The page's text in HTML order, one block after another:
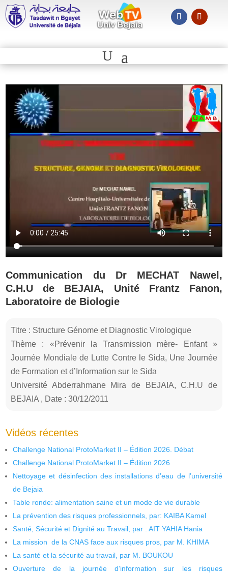
Communication du Dr MECHAT Nawel,
C.H.U de BEJAIA, Unité Frantz Fanon,
Laboratoire de Biologie
Titre : Structure Génome et Diagnostic Virologique
Thème : «Prévenir la Transmission mère- Enfant »
Journée Mondiale de Lutte Contre le Sida, Une Journée
de Formation et d’Information sur le Sida
Université Abderrahmane Mira de BEJAIA, C.H.U de
BEJAIA , Date : 30/12/2011
Vidéos récentes
Challenge National ProtoMarket II – Édition 2026. Débat
Challenge National ProtoMarket II – Édition 2026
Nettoyage et désinfection des installations d’eau de l’université
de Bejaia
Table ronde: alimentation saine et un mode de vie durable
La prévention des risques professionnels, par: KAIBA Kamel
Santé, Sécurité et Dignité au Travail, par : AIT YAHIA Hania
La mission de la CNAS face aux risques pros, par M. KHIMA
La santé et la sécurité au travail, par M. BOUKOU
Ouverture de la journée d’information sur les risques